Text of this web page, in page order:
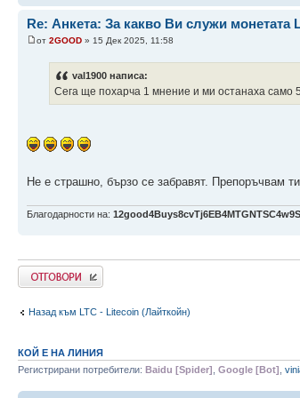
Re: Анкета: За какво Ви служи монетата
от 2GOOD » 15 Дек 2025, 11:58
val1900 написа:
Сега ще похарча 1 мнение и ми останаха само
Не е страшно, бързо се забравят. Препоръчвам
Благодарности на:
Напиши коментар
Назад към LTC - Litecoin (Лайткойн)
КОЙ Е НА ЛИНИЯ
Регистрирани потребители: Baidu [Spider] Google [Bot]